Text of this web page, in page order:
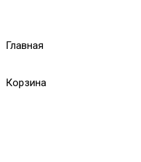
Главная
Корзина